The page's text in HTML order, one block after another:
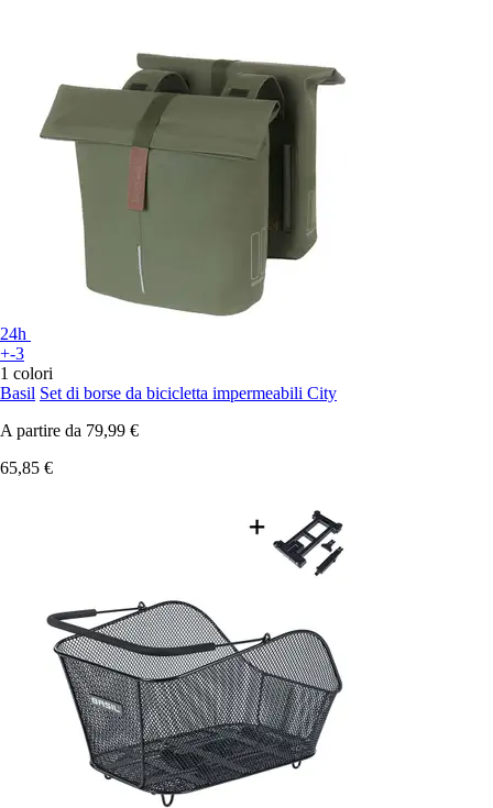
24h
+-3
1 colori
Basil Set di borse da bicicletta impermeabili City
A partire da 79,99 €
65,85 €